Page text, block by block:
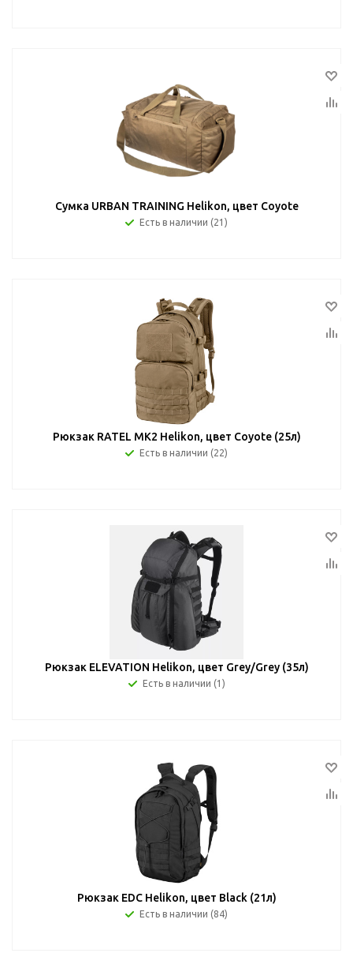
Сумка URBAN TRAINING Helikon, цвет Coyote
Есть в наличии (21)
Рюкзак RATEL MK2 Helikon, цвет Coyote (25л)
Есть в наличии (22)
Рюкзак ELEVATION Helikon, цвет Grey/Grey (35л)
Есть в наличии (1)
Рюкзак EDC Helikon, цвет Black (21л)
Есть в наличии (84)